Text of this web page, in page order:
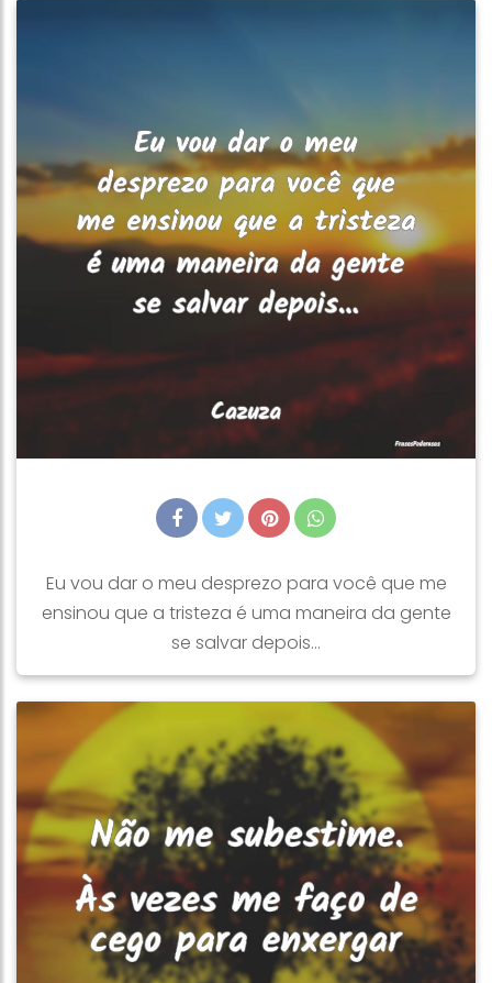
Eu vou dar o meu desprezo para você que me
ensinou que a tristeza é uma maneira da gente
se salvar depois...